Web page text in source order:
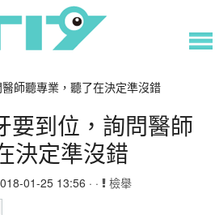
師聽專業，聽了在決定準沒錯
要到位，詢問醫師
決定準沒錯
01-25 13:56 · · 檢舉